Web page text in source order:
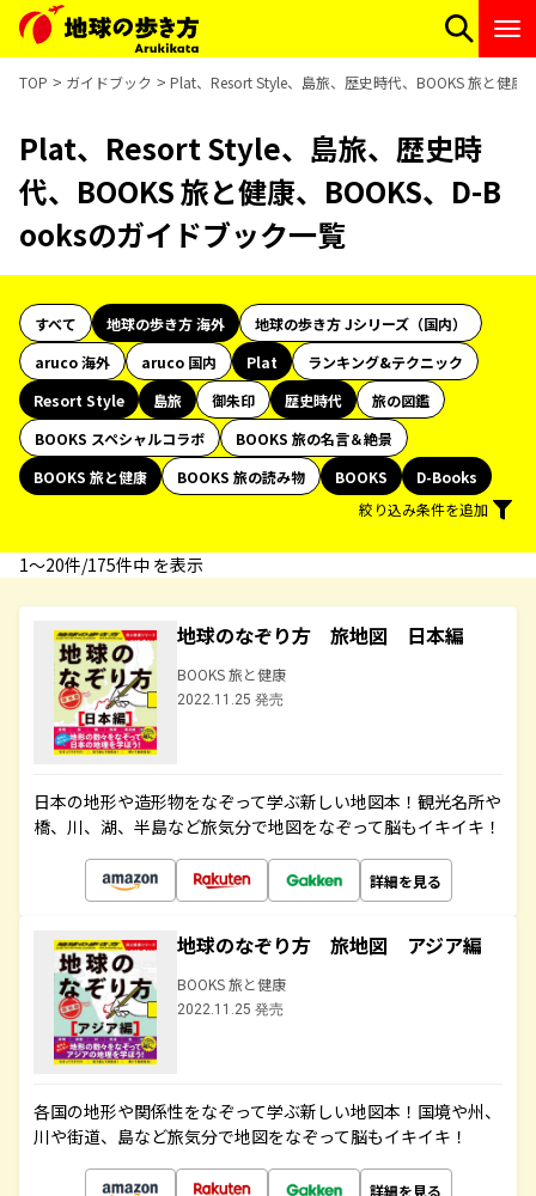
TOP ガイドブック Plat、Resort Style、島旅、歴史時代、BOOKS 旅と健康
Plat、Resort Style、島旅、歴史時
代、BOOKS 旅と健康、BOOKS、D-B
ooksのガイドブック一覧
すべて 地球の歩き方 海外
地球の歩き方 Jシリーズ（国内）
aruco 海外
aruco 国内 Plat
ランキング&テクニック
Resort Style
島旅 御朱印 歴史時代
旅の図鑑
BOOKS スペシャルコラボ
BOOKS 旅の名言＆絶景
BOOKS 旅と健康
BOOKS 旅の読み物 BOOKS
D-Books
絞り込み条件を追加
1〜20件/175件中 を表示
地球のなぞり方 旅地図 日本編
BOOKS 旅と健康
2022.11.25 発売
日本の地形や造形物をなぞって学ぶ新しい地図本！観光名所や
橋、川、湖、半島など旅気分で地図をなぞって脳もイキイキ！
詳細を見る
地球のなぞり方 旅地図 アジア編
BOOKS 旅と健康
2022.11.25 発売
各国の地形や関係性をなぞって学ぶ新しい地図本！国境や州、
川や街道、島など旅気分で地図をなぞって脳もイキイキ！
詳細を見る